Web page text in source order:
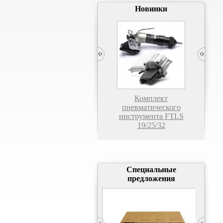
Новинки
Комплект
пневматического
инструмента FTLS
19/25/32
Специальные
предложения